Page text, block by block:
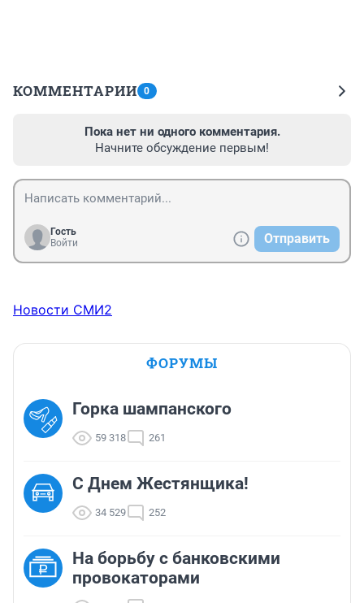
КОММЕНТАРИИ 0
Пока нет ни одного комментария.
Начните обсуждение первым!
Гость
Войти
Отправить
Новости СМИ2
ФОРУМЫ
Горка шампанского
59 318 261
С Днем Жестянщика!
34 529 252
На борьбу с банковскими
провокаторами